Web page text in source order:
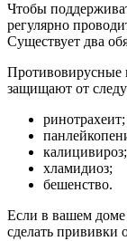
Чтобы
регулярно
Существует два
Противовирусные
защищают от
ринотрахеит;
калицивироз;
хламидиоз;
бешенство.
Если в вашем доме
сделать прививки